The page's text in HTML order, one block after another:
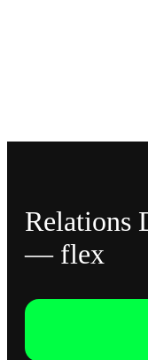
Relations
— flex